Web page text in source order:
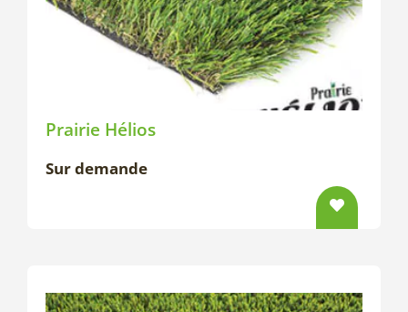
Prairie Hélios
Sur demande